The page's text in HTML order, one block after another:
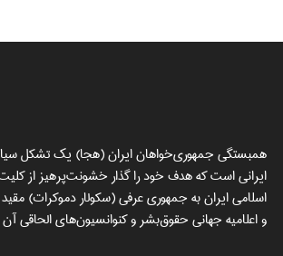
همبستگی جمهوری‌خواهان ایران (هجا) یک تشکل
ایرانی است که هدف خود را گذار خشونت‌پرهیز از
اسلامی ایران به جمهوری عرفی (سکولار دموکرات)
و اعلامیه جهانی حقوق‌بشر و کنوانسیون‌های الحاقی